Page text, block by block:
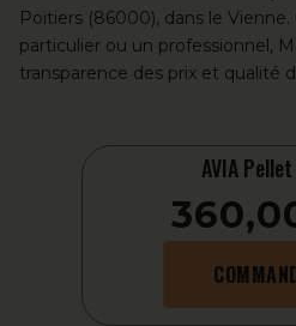
Poitiers (86000), dans le
particulier ou un professionnel,
transparence des prix et qualité
AVIA